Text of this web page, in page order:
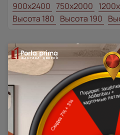
900x2400 750x2000
Высота 180 Высота 190
Наши преимущества